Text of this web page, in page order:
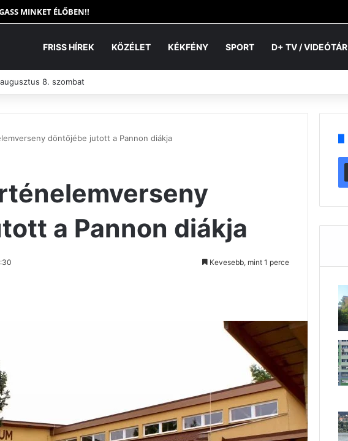
MINKET ÉLŐBEN!!
FRISS HÍREK KÖZÉLET KÉKFÉNY SPORT D+ TV / VIDEÓTÁR
8. szombat
döntőjébe jutott a Pannon diákja
a Pannon diákja
Kevesebb, mint 1 perce